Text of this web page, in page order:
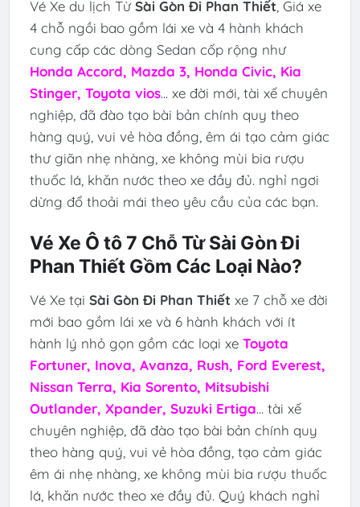
Vé Xe du lịch TừSài Gòn Đi Phan Thiết , Giá xe
4 chỗ ngồi bao gồm lái xe và 4 hành khách
cung cấp các dòng Sedan cốp rộng như
Honda Accord, Mazda 3, Honda Civic, Kia
Stinger, Toyota vios... xe đời mới, tài xế chuyên
nghiệp, đã đào tạo bài bản chính quy theo
hàng quý, vui vẻ hòa đồng, êm ái tạo cảm giác
thư giãn nhẹ nhàng, xe không mùi bia rượu
thuốc lá, khăn nước theo xe đầy đủ. nghỉ ngơi
dừng đổ thoải mái theo yêu cầu của các bạn.
Vé Xe Ô tô 7 Chỗ Từ Sài Gòn Đi
Phan Thiết Gồm Các Loại Nào?
Vé Xe tại Sài Gòn Đi Phan Thiết xe 7 chỗ xe đời
mới bao gồm lái xe và 6 hành khách với ít
hành lý nhỏ gọn gồm các loại xe Toyota
Fortuner, Inova, Avanza, Rush, Ford Everest,
Nissan Terra, Kia Sorento, Mitsubishi
Outlander, Xpander, Suzuki Ertiga... tài xế
chuyên nghiệp, đã đào tạo bài bản chính quy
theo hàng quý, vui vẻ hòa đồng, tạo cảm giác
êm ái nhẹ nhàng, xe không mùi bia rượu thuốc
lá, khăn nước theo xe đầy đủ. Quý khách nghỉ